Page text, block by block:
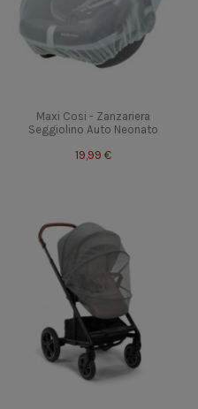
Maxi Cosi - Zanzariera
Seggiolino Auto Neonato
19,99 €